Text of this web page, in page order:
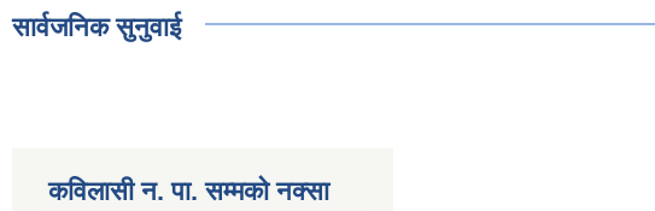
सार्वजनिक सुनुवाई
कविलासी न. पा. सम्मकाे नक्सा